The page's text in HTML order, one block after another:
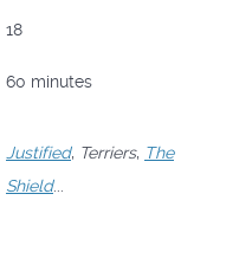
18
60 minutes
Justified, Terriers, The
Shield...